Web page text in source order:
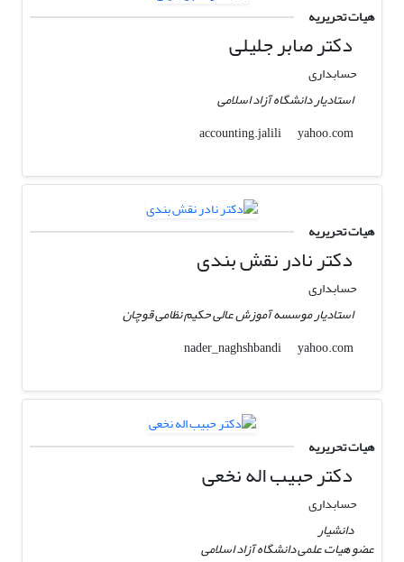
هیات تحریریه
دکتر صابر جلیلی
حسابداری
استادیار دانشگاه آزاد اسلامی
accounting.jalili
yahoo.com
هیات تحریریه
دکتر نادر نقش بندی
حسابداری
استادیار موسسه آموزش عالی حکیم نظامی قوچان
nader_naghshbandi
yahoo.com
هیات تحریریه
دکتر حبیب اله نخعی
حسابداری
دانشیار
عضو هیات علمی دانشگاه آزاد اسلامی